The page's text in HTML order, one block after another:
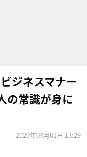
ジネスマナー
の常識が身に
2020年04月01日 13:29